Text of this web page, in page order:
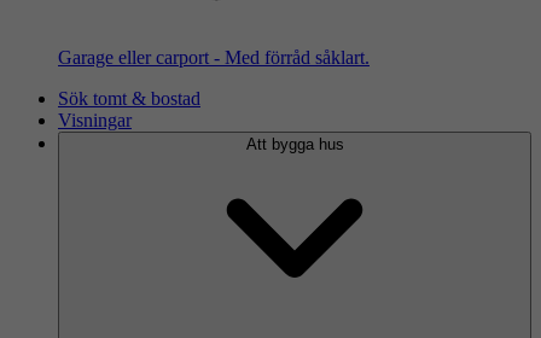
Garage eller carport - Med förråd såklart.
Sök tomt & bostad
Visningar
Att bygga hus